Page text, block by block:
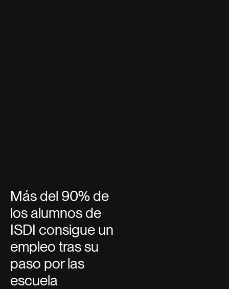
Más del 90% de
los alumnos de
ISDI consigue un
empleo tras su
paso por las
escuela